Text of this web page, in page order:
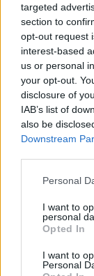
targeted
section to
opt-out request
interest-based
us or personal
your opt-out.
disclosure of
IAB’s list of
also be
Downstream
Please note
not limited to
grant or deny
use your data
consent section.
Personal
I want to
personal
Opted In
I want to
Personal
ΣΥΛΛΟΓΟΙ
Στα Μελίσσια
Ένωσης Ποντίων
21/11/2024 -